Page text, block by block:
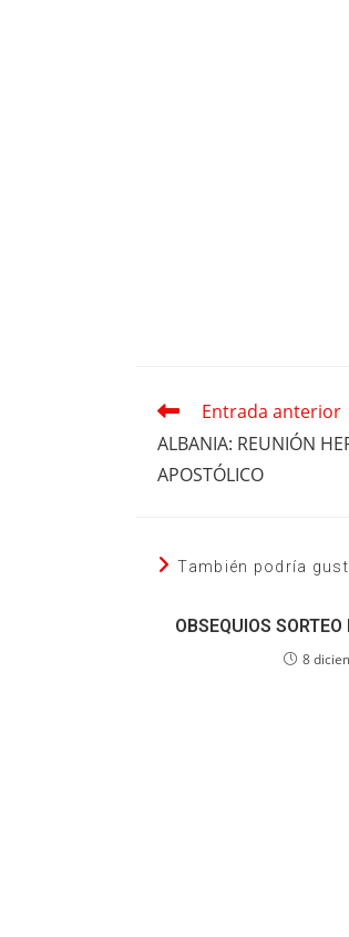
Leer
artículos
Entrada anterior
ALBANIA: REUNIÓN
APOSTÓLICO
También podría
OBSEQUIOS
8